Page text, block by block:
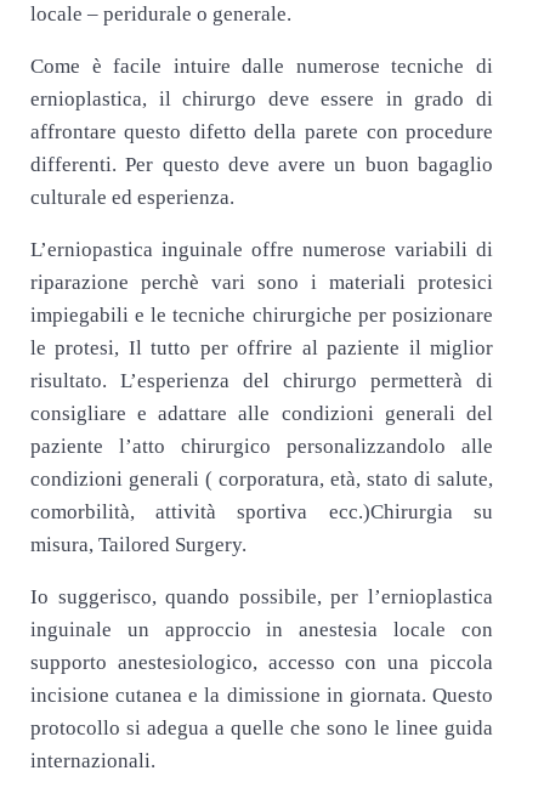
locale – peridurale o generale.
Come è facile intuire dalle numerose tecniche di
ernioplastica, il chirurgo deve essere in grado di
affrontare questo difetto della parete con procedure
differenti. Per questo deve avere un buon bagaglio
culturale ed esperienza.
L’erniopastica inguinale offre numerose variabili di
riparazione perchè vari sono i materiali protesici
impiegabili e le tecniche chirurgiche per posizionare
le protesi, Il tutto per offrire al paziente il miglior
risultato. L’esperienza del chirurgo permetterà di
consigliare e adattare alle condizioni generali del
paziente l’atto chirurgico personalizzandolo alle
condizioni generali ( corporatura, età, stato di salute,
comorbilità, attività sportiva ecc.)Chirurgia su
misura, Tailored Surgery.
Io suggerisco, quando possibile, per l’ernioplastica
inguinale un approccio in anestesia locale con
supporto anestesiologico, accesso con una piccola
incisione cutanea e la dimissione in giornata. Questo
protocollo si adegua a quelle che sono le linee guida
internazionali.